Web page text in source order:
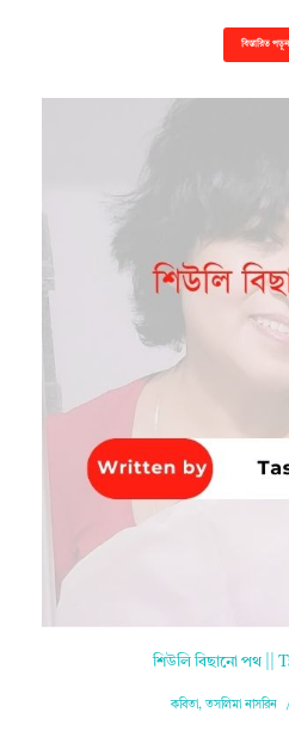
বিস্তারিত
শিউলি বিছানো পথ ||
কবিতা,তসলিমা নাসরিন